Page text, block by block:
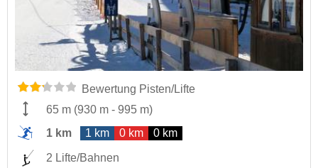
Bewertung Pisten/Lifte
65 m (930 m - 995 m)
1 km
1 km 0 km 0 km
2 Lifte/Bahnen